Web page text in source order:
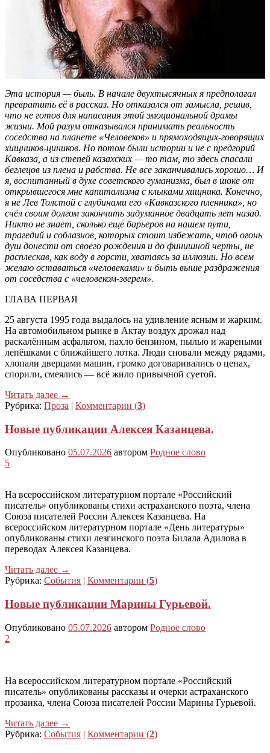
Эта история — быль. В начале двухтысячных я предполагал
превратить её в рассказ. Но отказался от замысла, решив,
что не готов для написания этой эмоциональной драмы
жизни. Мой разум отказывался принимать реальность
соседства на планете «Человеков» и прямоходящих-говорящих
хищников-циников. Но потом были истории и не с предгорий
Кавказа, а из степей казахских — то там, то здесь спасали
беглецов из плена и рабства. Не все заканчивались хорошо… И
я, воспитанный в духе советского гуманизма, был в шоке от
открывшегося мне капитализма с клыками хищника. Конечно,
я не Лев Толстой с глубинами его «Кавказского пленника», но
счёл своим долгом закончить задуманное двадцать лет назад.
Никто не знает, сколько ещё барьеров на нашем пути,
трагедий и соблазнов, которых стоит избежать, чтоб огонь
душ донести от своего рождения и до финишной черты, не
расплескав, как воду в горсти, хватаясь за иллюзии. Но всем
желаю оставаться «человеками» и быть выше раздражения
от соседства с «человеком-зверем».
ГЛАВА ПЕРВАЯ
25 августа 1995 года выдалось на удивление ясным и жарким.
На автомобильном рынке в Актау воздух дрожал над
раскалённым асфальтом, пахло бензином, пылью и жареными
лепёшками с ближайшего лотка. Люди сновали между рядами,
хлопали дверцами машин, громко договаривались о ценах,
спорили, смеялись — всё жило привычной суетой.
Читать далее →
Рубрика: Проза | Комментарии (3)
Новые публикации Алексея Казанцева.
Опубликовано 05.07.2026 автором Родное слово
5
На всероссийском литературном портале «Российский
писатель» опубликованы стихи астраханского поэта, члена
Союза писателей России Алексея Казанцева. На
всероссийском литературном портале «День литературы»
опубликованы стихи лезгинского поэта Билала Адилова в
переводах Алексея Казанцева.
Читать далее →
Рубрика: События | Комментарии (5)
Новые публикации Марины Гурьевой.
Опубликовано 05.07.2026 автором Родное слово
2
На всероссийском литературном портале «Российский
писатель» опубликованы рассказы и очерки астраханского
прозаика, члена Союза писателей России Марины Гурьевой.
Читать далее →
Рубрика: События | Комментарии (2)